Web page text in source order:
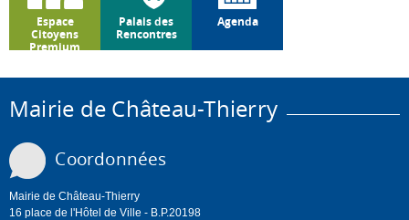
Espace
Citoyens
Premium
Palais des
Rencontres
Agenda
Mairie de Château-Thierry
Coordonnées
Mairie de Château-Thierry
16 place de l'Hôtel de Ville - B.P.20198